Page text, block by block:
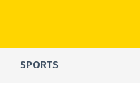
SPORTS